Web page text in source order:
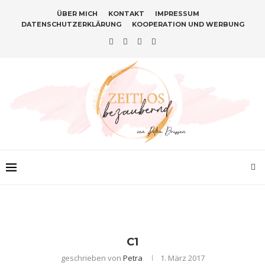
ÜBER MICH KONTAKT
IMPRESSUM
DATENSCHUTZERKLÄRUNG
KOOPERATION UND WERBUNG
C1
geschrieben von Petra 1. März 2017